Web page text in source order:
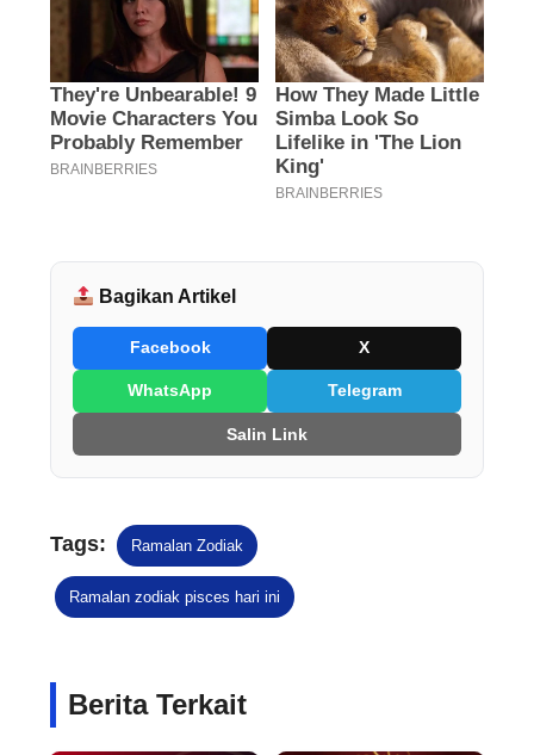
Bagikan Artikel
Facebook X
WhatsApp Telegram
Salin Link
Tags: Ramalan Zodiak
Ramalan zodiak pisces hari ini
Berita Terkait